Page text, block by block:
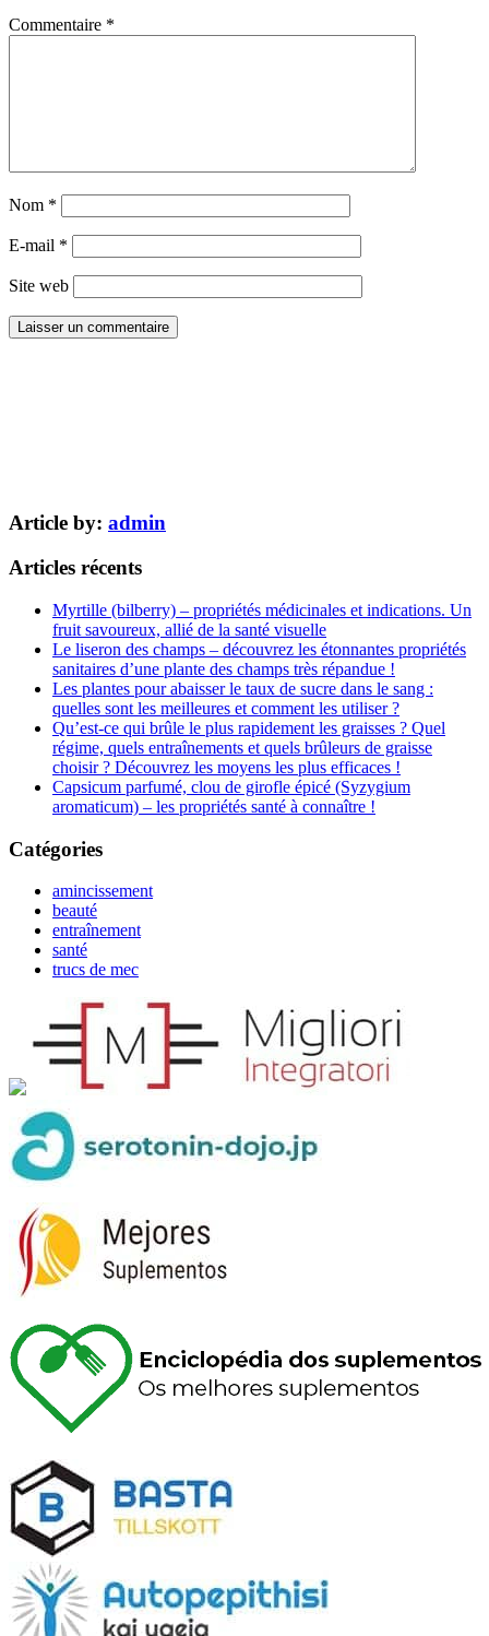
Commentaire *
Nom *
E-mail *
Site web
Article by: admin
Articles récents
Myrtille (bilberry) – propriétés médicinales et indications. Un
fruit savoureux, allié de la santé visuelle
Le liseron des champs – découvrez les étonnantes propriétés
sanitaires d’une plante des champs très répandue !
Les plantes pour abaisser le taux de sucre dans le sang :
quelles sont les meilleures et comment les utiliser ?
Qu’est-ce qui brûle le plus rapidement les graisses ? Quel
régime, quels entraînements et quels brûleurs de graisse
choisir ? Découvrez les moyens les plus efficaces !
Capsicum parfumé, clou de girofle épicé (Syzygium
aromaticum) – les propriétés santé à connaître !
Catégories
amincissement
beauté
entraînement
santé
trucs de mec